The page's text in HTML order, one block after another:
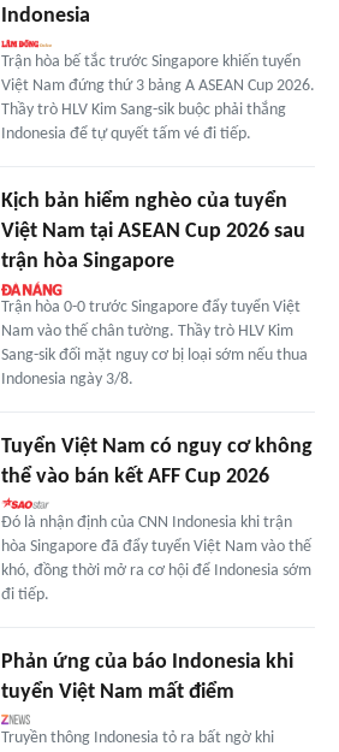
Indonesia
Trận hòa bế tắc trước Singapore khiến tuyển
Việt Nam đứng thứ 3 bảng A ASEAN Cup 2026.
Thầy trò HLV Kim Sang-sik buộc phải thắng
Indonesia để tự quyết tấm vé đi tiếp.
Kịch bản hiểm nghèo của tuyển
Việt Nam tại ASEAN Cup 2026 sau
trận hòa Singapore
Trận hòa 0-0 trước Singapore đẩy tuyển Việt
Nam vào thế chân tường. Thầy trò HLV Kim
Sang-sik đối mặt nguy cơ bị loại sớm nếu thua
Indonesia ngày 3/8.
Tuyển Việt Nam có nguy cơ không
thể vào bán kết AFF Cup 2026
Đó là nhận định của CNN Indonesia khi trận
hòa Singapore đã đẩy tuyển Việt Nam vào thế
khó, đồng thời mở ra cơ hội để Indonesia sớm
đi tiếp.
Phản ứng của báo Indonesia khi
tuyển Việt Nam mất điểm
Truyền thông Indonesia tỏ ra bất ngờ khi